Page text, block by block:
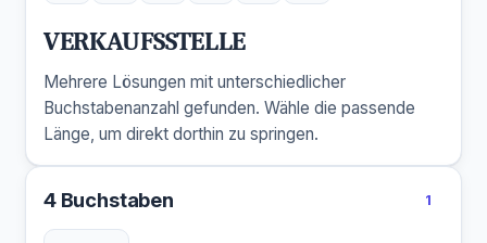
VERKAUFSSTELLE
Mehrere Lösungen mit unterschiedlicher
Buchstabenanzahl gefunden. Wähle die passende
Länge, um direkt dorthin zu springen.
4 Buchstaben 1